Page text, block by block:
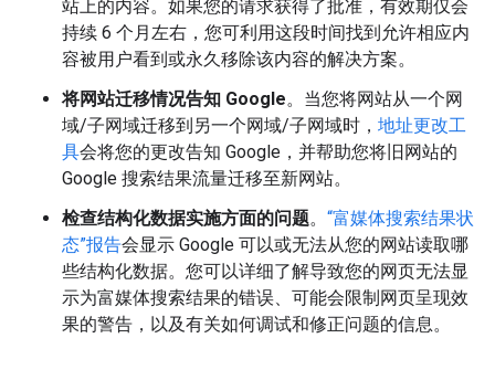
站上的内容。如果您的请求获得了批准，有效期仅会
持续 6 个月左右，您可利用这段时间找到允许相应内
容被用户看到或永久移除该内容的解决方案。
将网站迁移情况告知 Google。当您将网站从一个网
域/子网域迁移到另一个网域/子网域时， 地址更改工
具会将您的更改告知 Google，并帮助您将旧网站的
Google 搜索结果流量迁移至新网站。
检查结构化数据实施方面的问题。 “富媒体搜索结果状
态”报告会显示 Google 可以或无法从您的网站读取哪
些结构化数据。您可以详细了解导致您的网页无法显
示为富媒体搜索结果的错误、可能会限制网页呈现效
果的警告，以及有关如何调试和修正问题的信息。